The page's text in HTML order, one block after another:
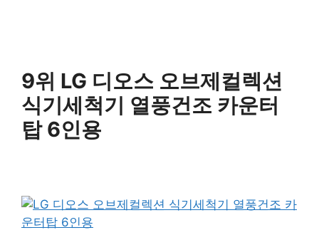
9위 LG 디오스 오브제컬렉션
식기세척기 열풍건조 카운터
탑 6인용